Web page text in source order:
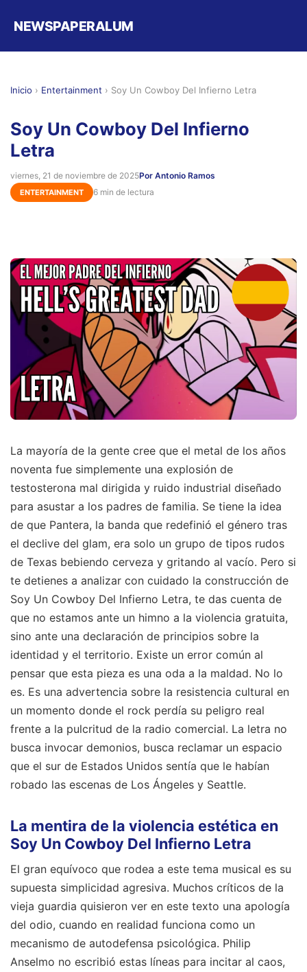
NEWSPAPERALUM
Inicio › Entertainment › Soy Un Cowboy Del Infierno Letra
Soy Un Cowboy Del Infierno
Letra
viernes, 21 de noviembre de 2025Por Antonio Ramos
ENTERTAINMENT 6 min de lectura
La mayoría de la gente cree que el metal de los años
noventa fue simplemente una explosión de
testosterona mal dirigida y ruido industrial diseñado
para asustar a los padres de familia. Se tiene la idea
de que Pantera, la banda que redefinió el género tras
el declive del glam, era solo un grupo de tipos rudos
de Texas bebiendo cerveza y gritando al vacío. Pero si
te detienes a analizar con cuidado la construcción de
Soy Un Cowboy Del Infierno Letra, te das cuenta de
que no estamos ante un himno a la violencia gratuita,
sino ante una declaración de principios sobre la
identidad y el territorio. Existe un error común al
pensar que esta pieza es una oda a la maldad. No lo
es. Es una advertencia sobre la resistencia cultural en
un momento donde el rock perdía su peligro real
frente a la pulcritud de la radio comercial. La letra no
busca invocar demonios, busca reclamar un espacio
que el sur de Estados Unidos sentía que le habían
robado las escenas de Los Ángeles y Seattle.
La mentira de la violencia estética en
Soy Un Cowboy Del Infierno Letra
El gran equívoco que rodea a este tema musical es su
supuesta simplicidad agresiva. Muchos críticos de la
vieja guardia quisieron ver en este texto una apología
del odio, cuando en realidad funciona como un
mecanismo de autodefensa psicológica. Philip
Anselmo no escribió estas líneas para incitar al caos,